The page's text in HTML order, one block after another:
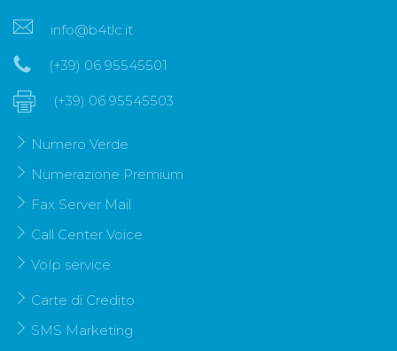
info@b4tlc.it
(+39) 06 95545501
(+39) 06 95545503
Numero Verde
Numerazione Premium
Fax Server Mail
Call Center Voice
VoIp service
Carte di Credito
SMS Marketing